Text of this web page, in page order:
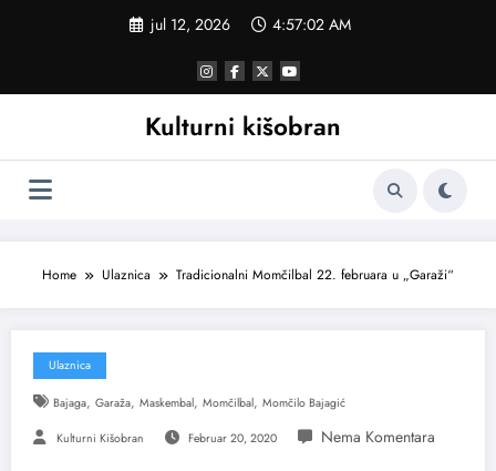
jul 12, 2026 4:57:03 AM
Kulturni kišobran
Home Ulaznica Tradicionalni Momčilbal 22. februara u „Garaži“
Ulaznica
Bajaga, Garaža, Maskembal, Momčilbal, Momčilo Bajagić
Kulturni Kišobran Februar 20, 2020